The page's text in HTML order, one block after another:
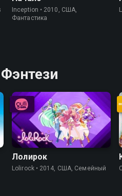
Inception • 2010, США,
Фантастика
Лолирок
Lolirock • 2014, США, Семейный